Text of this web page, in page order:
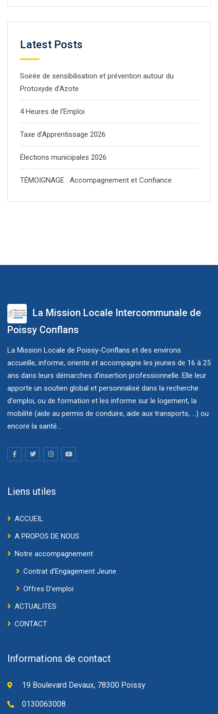
Latest Posts
Soirée de sensibilisation et prévention autour du
Protoxyde d’Azote
4 Heures de l’Emploi
Taxe d’Apprentissage 2026
Élections municipales 2026
TÉMOIGNAGE : Accompagnement et Confiance
La Mission Locale Intercommunale de
Poissy Conflans
La Mission Locale de Poissy-Conflans et des environs
accueille, informe, oriente et accompagne les jeunes de 16 à 25
ans dans leurs démarches d’insertion professionnelle. Elle leur
apporte un soutien global et personnalisé dans la recherche
d’emploi, ou de formation et les informe sur le logement, la
mobilité (aide au permis de conduire, aide aux transports, ...) ou
encore la santé...
Liens utiles
ACCUEIL
A PROPOS DE NOUS
Notre accompagnement
Contrat d’Engagement Jeune
Offres D’emploi
ACTUALITES
CONTACT
Informations de contact
19 Boulevard Devaux, 78300 Poissy
0130063008